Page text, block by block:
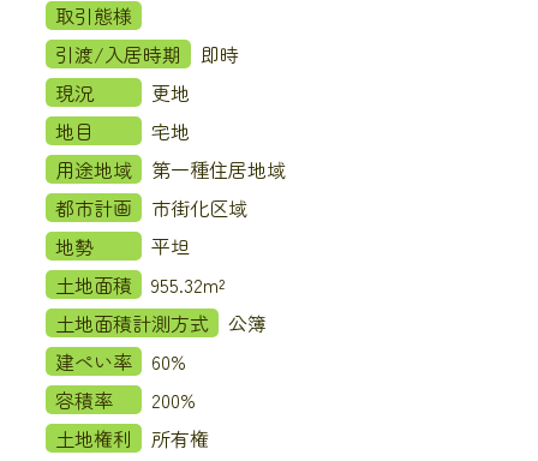
取引態様
引渡/入居時期
即時
現況
更地
地目
宅地
用途地域
第一種住居地域
都市計画
市街化区域
地勢
平坦
土地面積
955.32m²
土地面積計測方式
公簿
建ぺい率
60%
容積率
200%
土地権利
所有権